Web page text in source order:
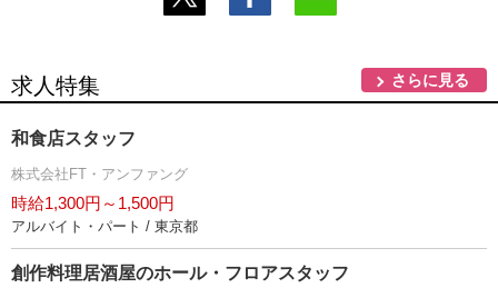
求人特集 さらに見る
和食店スタッフ
株式会社FT・アンファング
時給1,300円～1,500円
アルバイト・パート / 東京都
創作料理居酒屋のホール・フロアスタッフ